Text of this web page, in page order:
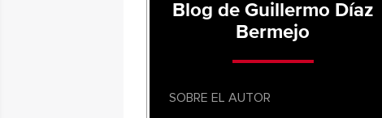
Blog de Guillermo Díaz
Bermejo
SOBRE EL AUTOR